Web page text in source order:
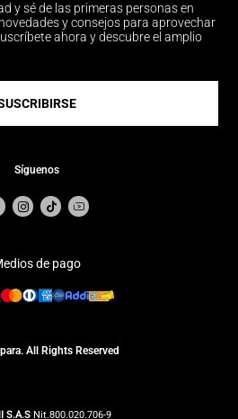
y sé de las primeras personas en
y consejos para aprovechar
ahora y descubre el amplio
Síguenos
de pago
All Rights Reserved
S.A.S Nit.800.020.706-9